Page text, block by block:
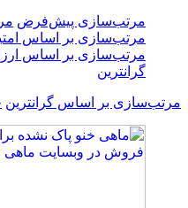
مرتب‌سازی پیش‌فرض
مرتب‌سازی بر اساس
مرتب‌سازی بر اساس
گرانترین
مرتب‌سازی بر اساس گرانترین